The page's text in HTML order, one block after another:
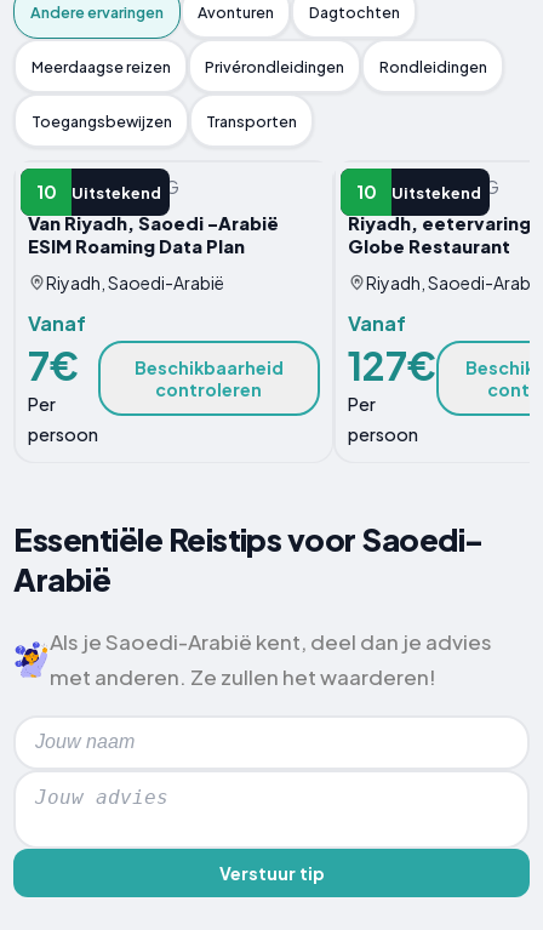
Andere ervaringen Avonturen Dagtochten
Meerdaagse reizen Privérondleidingen Rondleidingen
Toegangsbewijzen Transporten
10 Uitstekend
ANDERE ERVARING
Van Riyadh, Saoedi -Arabië
ESIM Roaming Data Plan
Riyadh, Saoedi-Arabië
Vanaf
7€
Per
persoon
Beschikbaarheid
controleren
10 Uitstekend
ANDERE ERVARING
Riyadh, eetervaring
Globe Restaurant
Riyadh, Saoedi-Arabië
Vanaf
127€
Per
persoon
Essentiële Reistips voor Saoedi-
Arabië
Als je Saoedi-Arabië kent, deel dan je advies
met anderen. Ze zullen het waarderen!
Verstuur tip